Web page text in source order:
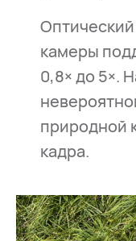
камеры
0,8× до 5×.
природной
кадра.